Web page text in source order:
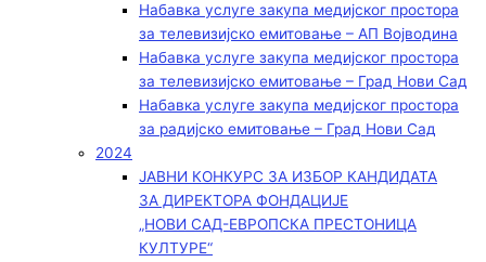
Набавка услуге закупа медијског простора
за телевизијско емитовање – АП Војводинa
Набавка услуге закупа медијског простора
за телевизијско емитовање – Град Нови Сад
Набавка услуге закупа медијског простора
за радијско емитовање – Град Нови Сад
2024
ЈАВНИ КОНКУРС ЗА ИЗБОР КАНДИДАТА
ЗА ДИРЕКТОРА ФОНДАЦИЈЕ
„НОВИ САД-ЕВРОПСКА ПРЕСТОНИЦА
КУЛТУРЕ“